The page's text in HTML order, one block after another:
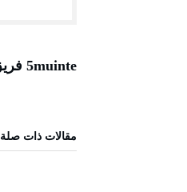
5muinte فريق
‫مقالات ذات صلة‬